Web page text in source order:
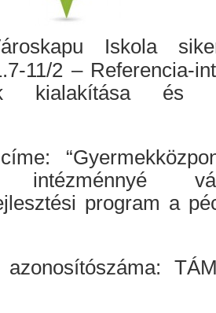
Iskola
11/2 – Referencia-
kialakítása és
intézménnyé
program a